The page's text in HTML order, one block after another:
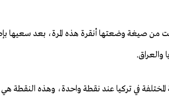
من صيغة وضعتها أنقرة هذه المرة، بعد سعيها
والعراق.
في تركيا عند نقطة واحدة، وهذه النقطة هي